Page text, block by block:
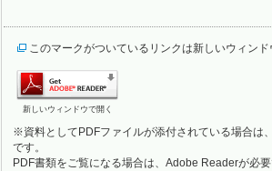
このマークがついているリンクは新しいウィン
新しいウィンドウで開く
※資料としてPDFファイルが添付されている場合は
です。
PDF書類をご覧になる場合は、Adobe Readerが必